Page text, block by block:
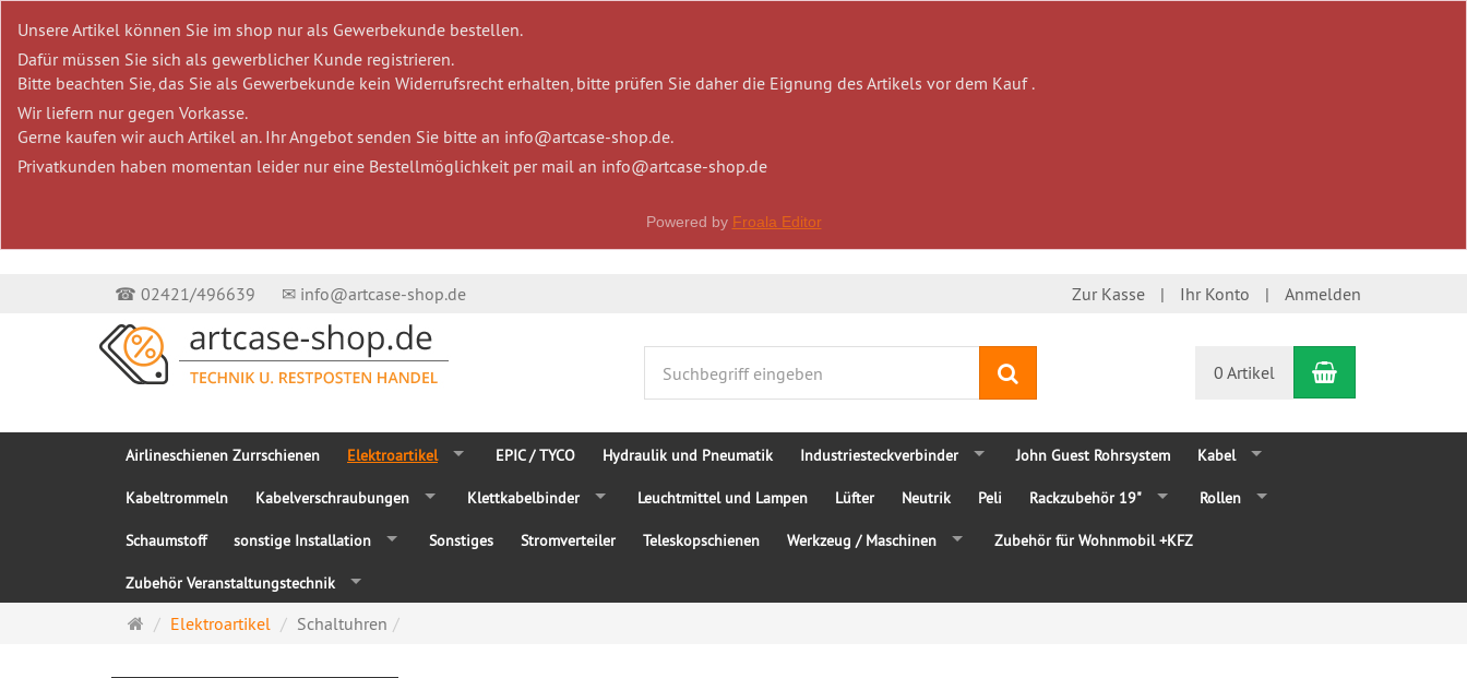
Unsere Artikel können Sie im shop nur als Gewerbekunde bestellen.
Dafür müssen Sie sich als gewerblicher Kunde registrieren.
Bitte beachten Sie, das Sie als Gewerbekunde kein Widerrufsrecht erhalten, bitte prüfen Sie daher die Eignung des Artikels vor dem Kauf .
Wir liefern nur gegen Vorkasse.
Gerne kaufen wir auch Artikel an. Ihr Angebot senden Sie bitte an info@artcase-shop.de.
Privatkunden haben momentan leider nur eine Bestellmöglichkeit per mail an info@artcase-shop.de
Powered by Froala Editor
☎ 02421/496639 ✉ info@artcase-shop.de Zur Kasse Ihr Konto Anmelden
0 Artikel Warenkorb
Airlineschienen Zurrschienen Elektroartikel EPIC / TYCO Hydraulik und Pneumatik Industriesteckverbinder John Guest Rohrsystem Kabel
Kabeltrommeln Kabelverschraubungen Klettkabelbinder Leuchtmittel und Lampen Lüfter Neutrik Peli Rackzubehör 19" Rollen
Schaumstoff sonstige Installation Sonstiges Stromverteiler Teleskopschienen Werkzeug / Maschinen Zubehör für Wohnmobil +KFZ
Zubehör Veranstaltungstechnik
Startseite
Elektroartikel Schaltuhren